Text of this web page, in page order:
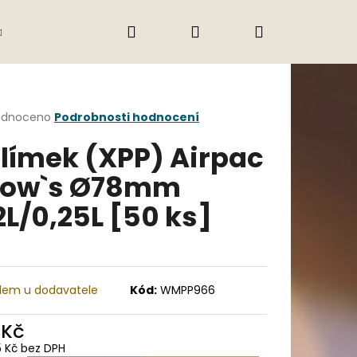
Obchodní podmínky
Přihlášení
Podrobnosti hodnocení
(XPP) Airpac
Ø78mm
0,25L [50 ks]
u dodavatele Kód: WMPP966
Kč bez DPH
Následující